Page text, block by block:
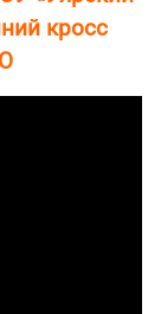
кросс